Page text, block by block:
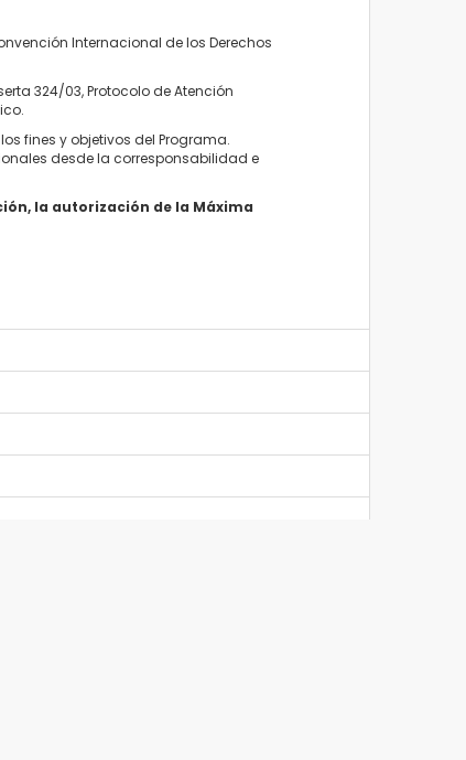
Internacional de los Derechos
324/03, Protocolo de Atención
fines y objetivos del Programa.
desde la corresponsabilidad e
la autorización de la Máxima